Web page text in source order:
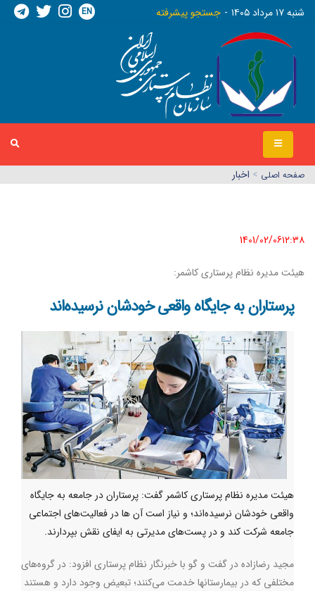
شنبه ١٧ مرداد ١٤٠٥ جستجو پیشرفته EN
صفحه اصلي > اخبار
1401/02/06١٢:٣٨
هیئت مدیره نظام پرستاری کاشمر:
پرستاران به جایگاه واقعی خودشان نرسیده‌اند
هیئت مدیره نظام پرستاری کاشمر گفت: پرستاران در جامعه به جایگاه
واقعی خودشان نرسیده‌اند؛ و نیاز است آن ها در فعالیت‌های اجتماعی
جامعه شرکت کند و در پست‌های مدیرتی به ایفای نقش بپردارند.
مجید رضازاده در گفت و گو با خبرنگار نظام پرستاری افزود: در گروه‌های
مختلفی که در بیمارستانها خدمت می‌کنند؛ تبعیض وجود دارد و هستند